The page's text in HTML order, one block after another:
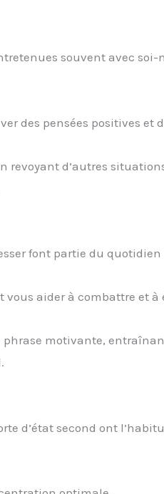
souvent avec
des pensées positives et
revoyant d’autres
font partie du quotidien
aider à combattre et à
phrase motivante,
d’état second ont